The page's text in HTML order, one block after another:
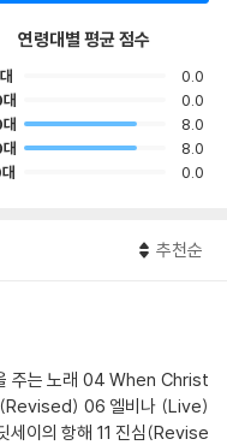
연령대별 평균 점수
0.0
0.0
8.0
8.0
0.0
추천순
주는 노래 04 When Christ
06 엘비나 (Live)
세이의 항해 11 진심(Revise